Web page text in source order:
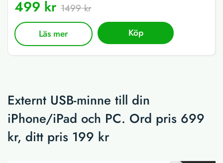
499 kr 1499 kr
Läs mer Köp
Externt USB-minne till din
iPhone/iPad och PC. Ord pris 699
kr, ditt pris 199 kr